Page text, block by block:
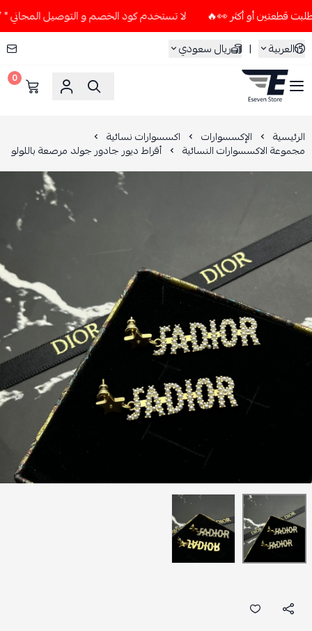
لا تستخدم كود الخصم و التوصيل المجاني " N7 " إلا إذا طلبت قطعتين أو أكثر 👀🔥
العربية
| ريال سعودي
ESEVEN STORE
0
الرئيسية الإكسسوارات اكسسوارات نسائية
مجموعة الاكسسوارات النسائية أقراط ديور جادور جولد مرصعة باللولو